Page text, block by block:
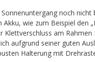
noch
wie zum Beispiel den
Klettverschluss am
aufgrund seiner guten
Halterung mit